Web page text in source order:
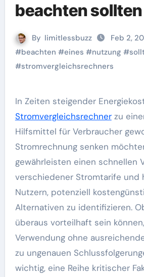
beachten sollten
By limitlessbuzz
Feb 2,
#beachten #eines #nutzung #
#stromvergleichsrechners
In Zeiten steigender
Stromvergleichsrechnerzu
Hilfsmittel für Verbraucher
Stromrechnung senken
gewährleisten einen schnellen
verschiedener Stromtarife und
Nutzern, potenziell
Alternativen zu identifizieren.
überaus vorteilhaft sein
Verwendung ohne
zu ungenauen
wichtig, eine Reihe kritischer